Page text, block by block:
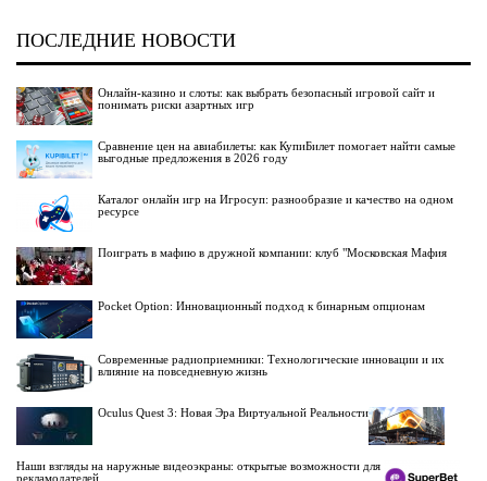
ПОСЛЕДНИЕ НОВОСТИ
Онлайн-казино и слоты: как выбрать безопасный игровой сайт и
понимать риски азартных игр
Сравнение цен на авиабилеты: как КупиБилет помогает найти самые
выгодные предложения в 2026 году
Каталог онлайн игр на Игросуп: разнообразие и качество на одном
ресурсе
Поиграть в мафию в дружной компании: клуб "Московская Мафия
Pocket Option: Инновационный подход к бинарным опционам
Современные радиоприемники: Технологические инновации и их
влияние на повседневную жизнь
Oculus Quest 3: Новая Эра Виртуальной Реальности
Наши взгляды на наружные видеоэкраны: открытые возможности для
рекламодателей